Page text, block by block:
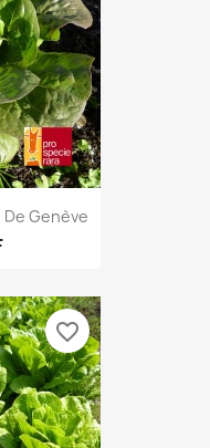
Genève
favorite_border